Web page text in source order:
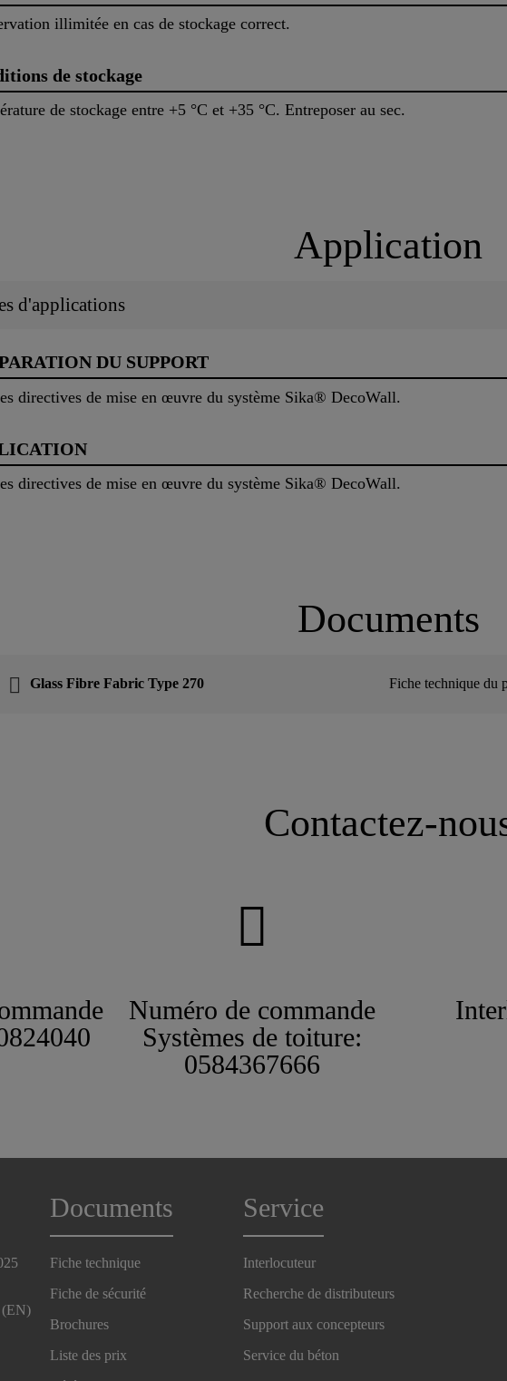
illimitée en cas de stockage correct.
de stockage
de stockage entre +5 °C et +35 °C. Entreposer au sec.
Application
d'applications
DU SUPPORT
directives de mise en œuvre du système Sika® DecoWall.
directives de mise en œuvre du système Sika® DecoWall.
Documents
Glass Fibre Fabric Type 270 Fiche technique du
Contactez-
Numéro de commande
Systèmes de toiture:
0584367666
(EN)
Documents
Fiche technique
Fiche de sécurité
Brochures
Liste des prix
Service
Interlocuteur
Recherche de distributeurs
Support aux concepteurs
Service du béton